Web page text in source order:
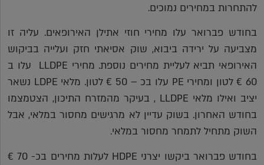
להתחרות במחירים נמוכים.
בחודש פברואר עלו מחירי חוזי אתילן האירופאים. עליה זו
מצביעה על ירידה ביבוא, שוק אסיאתי חזק ועלייה בביקוש
האירופאי תביא לעליית מחירים נוספת. מחירי LLDPE עלו ב
60 € לטון ומחירי PE עלו בכ – 50 € לטון. מלאי LDPE נשאר
יציב ואילו מלאי LLDPE , בעיקר מהמזרח התיכון, הצטמצמו
בחודש האחרון. בשוק עדיין לא מרגישים מחסור במלאי, אבל
השוק מתחיל לתמחר מחסור במלאי.
בחודש פברואר ביקשו יצרני HDPE לעלות מחירים בכ- 70 €